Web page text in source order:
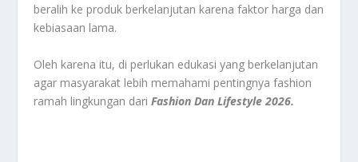
beralih ke produk berkelanjutan karena faktor harga dan
kebiasaan lama.
Oleh karena itu, di perlukan edukasi yang berkelanjutan
agar masyarakat lebih memahami pentingnya fashion
ramah lingkungan dariFashion Dan Lifestyle 2026.